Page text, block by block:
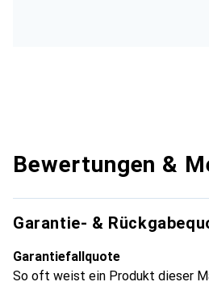
Bewertungen &
Garantie- &
Garantiefallquote
So oft weist ein Produkt dieser